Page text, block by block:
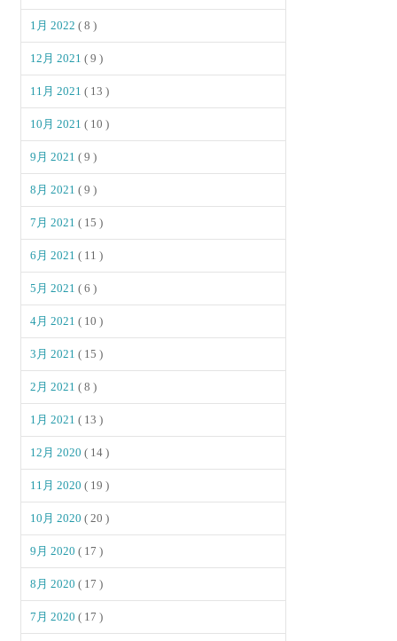
1月 2022( 8 )
12月 2021( 9 )
11月 2021( 13 )
10月 2021( 10 )
9月 2021( 9 )
8月 2021( 9 )
7月 2021( 15 )
6月 2021( 11 )
5月 2021( 6 )
4月 2021( 10 )
3月 2021( 15 )
2月 2021( 8 )
1月 2021( 13 )
12月 2020( 14 )
11月 2020( 19 )
10月 2020( 20 )
9月 2020( 17 )
8月 2020( 17 )
7月 2020( 17 )